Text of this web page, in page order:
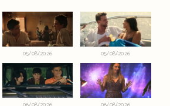
05/08/2026 05/08/2026